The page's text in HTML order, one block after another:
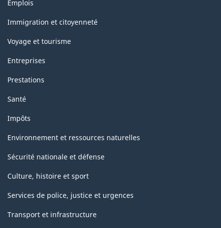
sujets
Emplois
Immigration et citoyenneté
Voyage et tourisme
Entreprises
Prestations
Santé
Impôts
Environnement et ressources naturelles
Sécurité nationale et défense
Culture, histoire et sport
Services de police, justice et urgences
Transport et infrastructure